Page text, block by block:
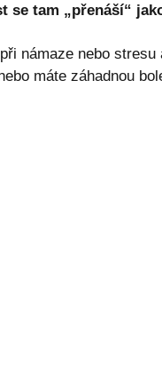
tam „přenáší“
námaze nebo stresu
máte záhadnou